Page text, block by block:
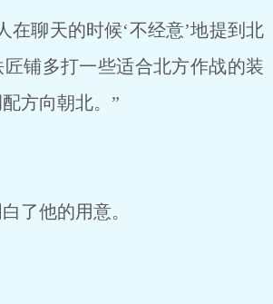
聊天的时候‘不经意’地提到北
铺多打一些适合北方作战的装
方向朝北。”
了他的用意。